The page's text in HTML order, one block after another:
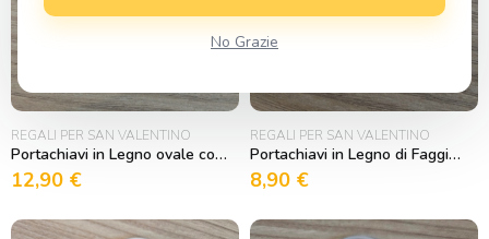
REGALI PER SAN VALENTINO
Portachiavi in Legno ovale con Sagome stilizzate e iniziali
12,90 €
REGALI PER SAN VALENTINO
Portachiavi in Legno di Faggio rotondo “Orsetto Lettera Cuoricini”
8,90 €
No Grazie